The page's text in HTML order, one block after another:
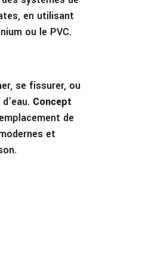
en utilisant
ou le PVC.
se fissurer, ou
Concept
de
et